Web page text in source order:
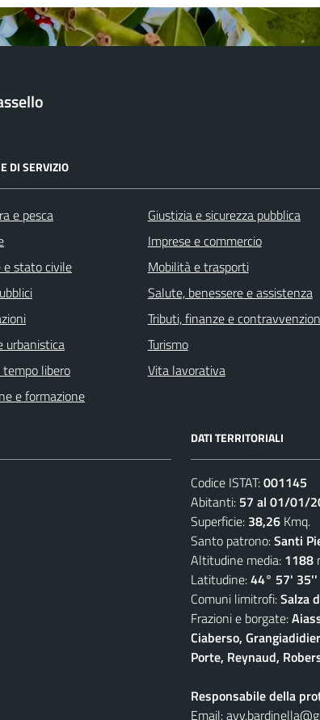
DI SERVIZIO
e pesca
e stato civile
urbanistica
libero
e formazione
Giustizia e sicurezza pubblica
Imprese e commercio
Mobilità e trasporti
Salute, benessere e assistenza
Tributi, finanze e
Turismo
Vita lavorativa
DATI TERRITORIALI
Codice ISTAT:001145
Abitanti: 57 al 01/01/
Superficie: 38,26
Santo patrono:Santi
Altitudine media: 1188
Latitudine:44° 57' 35''
Comuni limitrofi:Salza
Frazioni e borgate:
Ciaberso,
Porte, Reynaud,
Responsabile della
Email: